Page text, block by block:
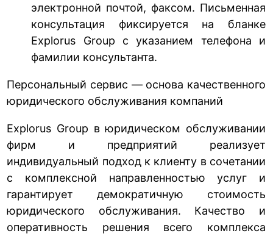
электронной почтой, факсом. Письменная
консультация фиксируется на бланке
Explorus Group с указанием телефона и
фамилии консультанта.
Персональный сервис — основа качественного
юридического обслуживания компаний
Explorus Group в юридическом обслуживании
фирм и предприятий реализует
индивидуальный подход к клиенту в сочетании
с комплексной направленностью услуг и
гарантирует демократичную стоимость
юридического обслуживания. Качество и
оперативность решения всего комплекса